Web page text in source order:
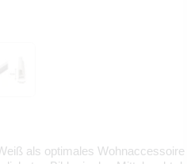
als optimales Wohnaccessoire